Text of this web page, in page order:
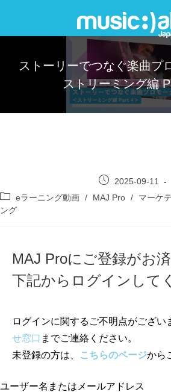
ストーリーでつなぐ楽曲プ
ストリーミング編
2025-09-11
eラーニング動画 / MAJ Pro / マーケ
ング
MAJ Proにご登録がお済
下記からログインして
ログインに関するご不明点がござい
せ窓口 までご連絡ください。
未登録の方は、
こちらのページから
ユーザー名またはメールアドレス